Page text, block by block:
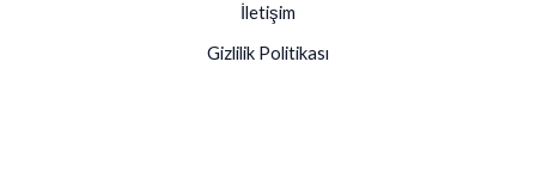
İletişim
Gizlilik Politikası